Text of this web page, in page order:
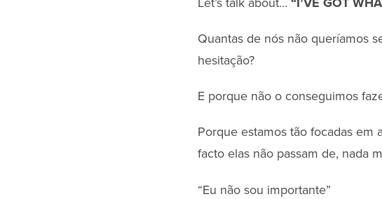
Quantas de nós não queríamos
hesitação?
E porque não o conseguimos
Porque estamos tão focadas
facto elas não passam de, nada
“Eu não sou importante”